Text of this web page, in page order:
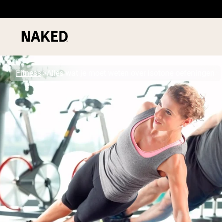
Populaire Zoektermen
”Protein Powder“
”Overnight Oats“
”Vegan protein“
”Collagen“
”Micellar Casein“
Fitness Alles wat je moet weten over isotone oefeningen